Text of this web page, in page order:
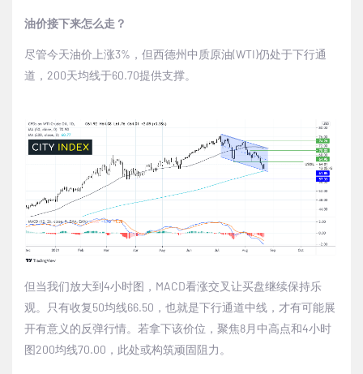
油价接下来怎么走？
尽管今天油价上涨3%，但西德州中质原油(WTI)仍处于下行通
道，200天均线于60.70提供支撑。
但当我们放大到4小时图，MACD看涨交叉让买盘继续保持乐
观。只有收复50均线66.50，也就是下行通道中线，才有可能展
开有意义的反弹行情。若拿下该价位，聚焦8月中高点和4小时
图200均线70.00，此处或构筑顽固阻力。